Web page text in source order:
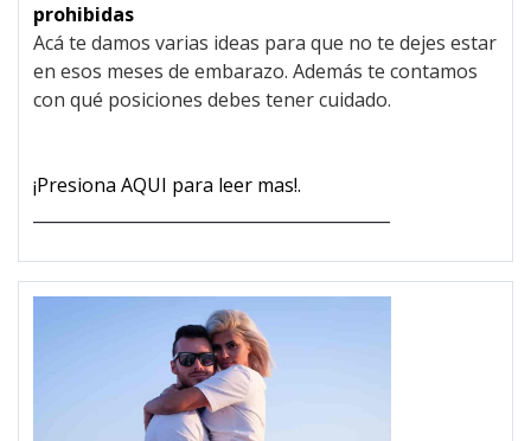
prohibidas
Acá te damos varias ideas para que no te dejes estar
en esos meses de embarazo. Además te contamos
con qué posiciones debes tener cuidado.
¡Presiona AQUI para leer mas!.